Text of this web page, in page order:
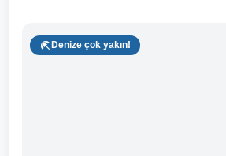
Denize çok yakın!